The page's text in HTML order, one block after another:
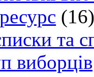
(16)
та
виборців